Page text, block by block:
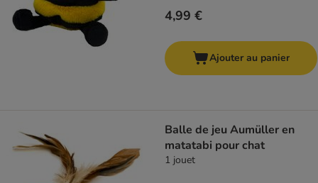
4,99 €
Ajouter au panier
Balle de jeu Aumüller en
matatabi pour chat
1 jouet